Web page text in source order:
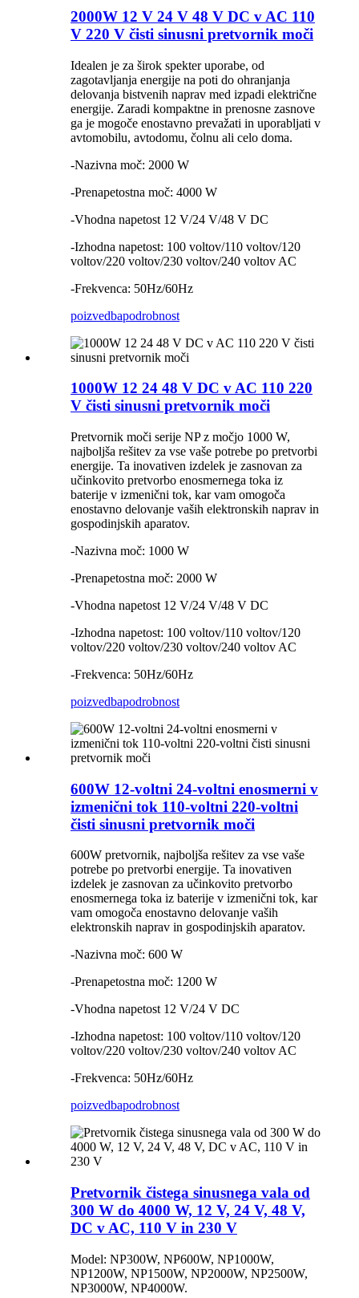
2000W 12 V 24 V 48 V DC v AC 110
V 220 V čisti sinusni pretvornik moči
Idealen je za širok spekter uporabe, od
zagotavljanja energije na poti do ohranjanja
delovanja bistvenih naprav med izpadi električne
energije. Zaradi kompaktne in prenosne zasnove
ga je mogoče enostavno prevažati in uporabljati v
avtomobilu, avtodomu, čolnu ali celo doma.
-Nazivna moč: 2000 W
-Prenapetostna moč: 4000 W
-Vhodna napetost 12 V/24 V/48 V DC
-Izhodna napetost: 100 voltov/110 voltov/120
voltov/220 voltov/230 voltov/240 voltov AC
-Frekvenca: 50Hz/60Hz
poizvedbapodrobnost
1000W 12 24 48 V DC v AC 110 220
V čisti sinusni pretvornik moči
Pretvornik moči serije NP z močjo 1000 W,
najboljša rešitev za vse vaše potrebe po pretvorbi
energije. Ta inovativen izdelek je zasnovan za
učinkovito pretvorbo enosmernega toka iz
baterije v izmenični tok, kar vam omogoča
enostavno delovanje vaših elektronskih naprav in
gospodinjskih aparatov.
-Nazivna moč: 1000 W
-Prenapetostna moč: 2000 W
-Vhodna napetost 12 V/24 V/48 V DC
-Izhodna napetost: 100 voltov/110 voltov/120
voltov/220 voltov/230 voltov/240 voltov AC
-Frekvenca: 50Hz/60Hz
poizvedbapodrobnost
600W 12-voltni 24-voltni enosmerni v
izmenični tok 110-voltni 220-voltni
čisti sinusni pretvornik moči
600W pretvornik, najboljša rešitev za vse vaše
potrebe po pretvorbi energije. Ta inovativen
izdelek je zasnovan za učinkovito pretvorbo
enosmernega toka iz baterije v izmenični tok, kar
vam omogoča enostavno delovanje vaših
elektronskih naprav in gospodinjskih aparatov.
-Nazivna moč: 600 W
-Prenapetostna moč: 1200 W
-Vhodna napetost 12 V/24 V DC
-Izhodna napetost: 100 voltov/110 voltov/120
voltov/220 voltov/230 voltov/240 voltov AC
-Frekvenca: 50Hz/60Hz
poizvedbapodrobnost
Pretvornik čistega sinusnega vala od
300 W do 4000 W, 12 V, 24 V, 48 V,
DC v AC, 110 V in 230 V
Model: NP300W, NP600W, NP1000W,
NP1200W, NP1500W, NP2000W, NP2500W,
NP3000W, NP4000W.